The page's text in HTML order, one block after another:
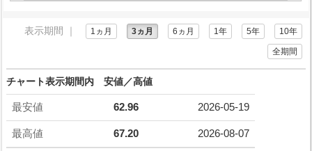
表示期間 ｜ 1ヵ月 3ヵ月 6ヵ月 1年 5年 10年
全期間
チャート表示期間内 安値／高値
最安値 62.96 2026-05-19
最高値 67.20 2026-08-07